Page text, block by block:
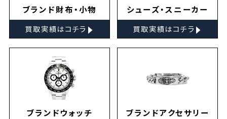
ブランド財布・小物
買取実績はコチラ ▸
シューズ・スニーカー
買取実績はコチラ ▸
ブランドウォッチ ブランドアクセサリー